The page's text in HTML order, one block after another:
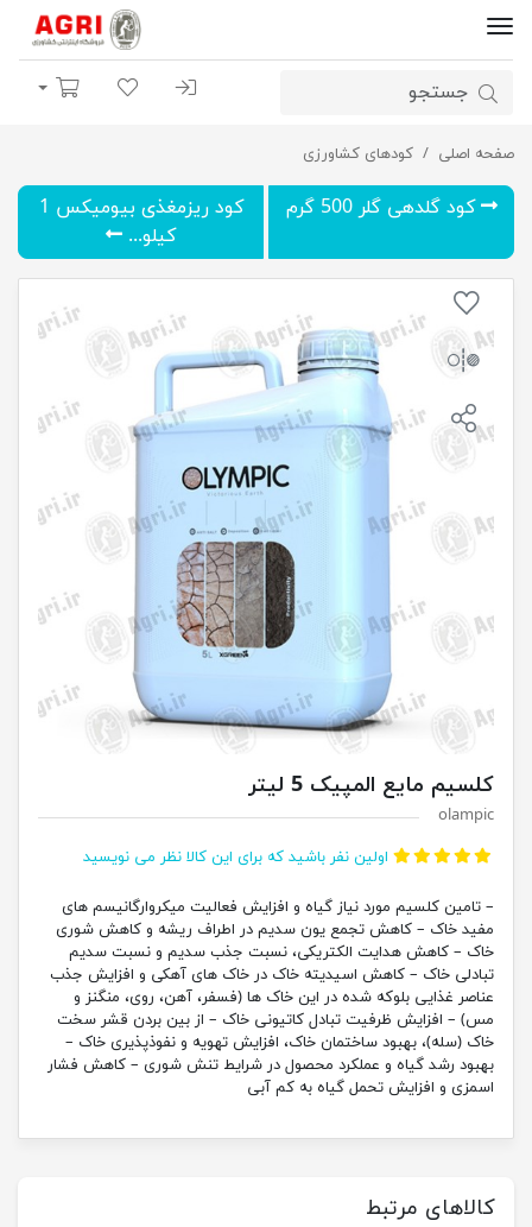
ورود | ثبت نام
لیست مورد علاقه
سبد خرید
اصلی کودهای کشاورزی
مایع المپیک 5 لیتر
کود گلدهی گلر 500 گرم
کود ریزمغذی بیومیکس 1
مایع المپیک 5 لیتر
اولین نفر باشید که برای این کالا نظر می نویسید
کلسیم مورد نیاز گیاه و افزایش فعالیت میکروارگانیسم های
خاک – کاهش تجمع یون سدیم در اطراف ریشه و کاهش شوری
– کاهش هدایت الکتریکی، نسبت جذب سدیم و نسبت سدیم
خاک – کاهش اسیدیته خاک در خاک های آهکی و افزایش جذب
غذایی بلوکه شده در این خاک ها (فسفر، آهن، روی، منگنز و
– افزایش ظرفیت تبادل کاتیونی خاک – از بین بردن قشر سخت
(سله)، بهبود ساختمان خاک، افزایش تهویه و نفوذپذیری خاک –
رشد گیاه و عملکرد محصول در شرایط تنش شوری – کاهش فشار
و افزایش تحمل گیاه به کم آبی
مرتبط